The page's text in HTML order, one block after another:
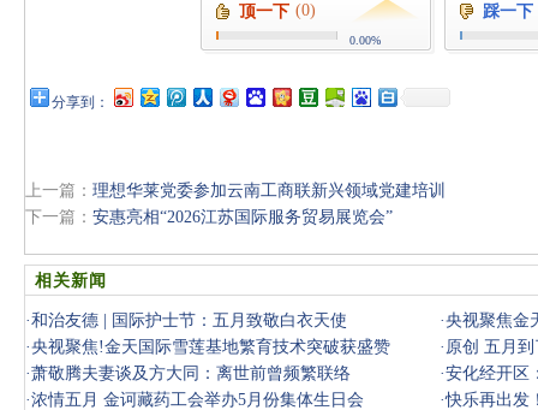
顶一下 (0)
0.00%
踩一下
分享到：
上一篇： 理想华莱党委参加云南工商联新兴领域党建培训
下一篇： 安惠亮相“2026江苏国际服务贸易展览会”
相关新闻
·和治友德 | 国际护士节：五月致敬白衣天使 ·央视聚焦金
·央视聚焦!金天国际雪莲基地繁育技术突破获盛赞 · 原创 五月
一家人都
·萧敬腾夫妻谈及方大同：离世前曾频繁联络 ·安化经开区
·浓情五月 金诃藏药工会举办5月份集体生日会 ·快乐再出发